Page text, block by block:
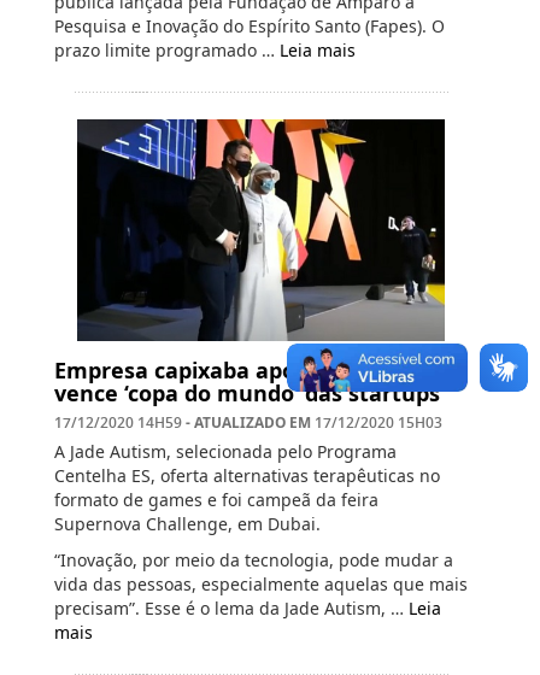
Pesquisa e Inovação do Espírito Santo (Fapes). O
prazo limite programado … Leia mais
Empresa capixaba apoiada pela Fapes
vence ‘copa do mundo’ das startups
17/12/2020 14H59- ATUALIZADO EM 17/12/2020 15H03
A Jade Autism, selecionada pelo Programa
Centelha ES, oferta alternativas terapêuticas no
formato de games e foi campeã da feira
Supernova Challenge, em Dubai.
“Inovação, por meio da tecnologia, pode mudar a
vida das pessoas, especialmente aquelas que mais
precisam”. Esse é o lema da Jade Autism, … Leia
mais